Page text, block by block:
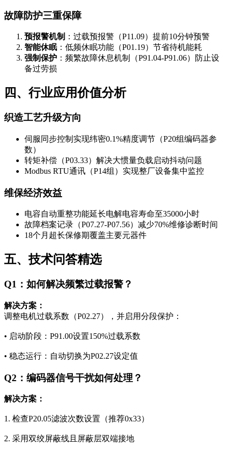
故障防护三重保障
预报警机制 ：过载预报警（P11.09）提前10分钟预警
智能休眠：低频休眠功能（P01.19）节省待机能耗
强制保护 ：频繁故障休息机制（P91.04-P91.06）防止设
备过劳损
四、行业应用价值分析
织造工艺升级方向
伺服同步控制实现纬密0.1%精度调节（P20组编码器参
数）
转矩补偿（P03.33）解决大惯量负载启动抖动问题
Modbus RTU通讯（P14组）实现整厂设备集中监控
维保经济效益
电容自动重整功能延长电解电容寿命至35000小时
故障档案记录（P07.27-P07.56）减少70%维修诊断时间
18个月超长保修期覆盖主要元器件
五、技术问答精选
Q1：如何解决频繁过载报警？
解决方案：
调整电机过载系数（P02.27），并启用分段保护：
• 启动阶段：P91.00设置150%过载系数
• 稳态运行：自动切换为P02.27设定值
Q2：编码器信号干扰如何处理？
解决方案：
1. 检查P20.05滤波次数设置（推荐0x33）
2. 采用双绞屏蔽线且屏蔽层双端接地